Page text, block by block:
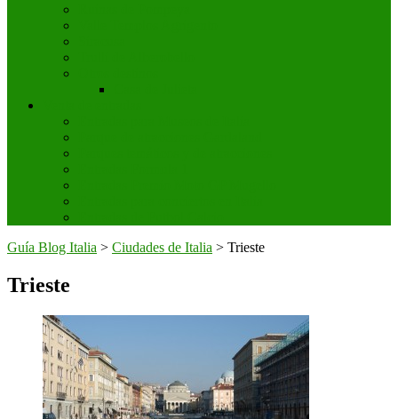
Guía Blog Italia > Ciudades de Italia > Trieste
Trieste